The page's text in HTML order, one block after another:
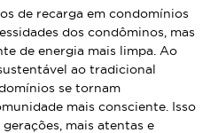
de recarga em condomínios
dos condôminos, mas
de energia mais limpa. Ao
ao tradicional
se tornam
mais consciente. Isso
mais atentas e